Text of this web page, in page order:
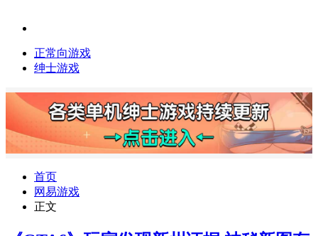
正常向游戏
绅士游戏
首页
网易游戏
正文